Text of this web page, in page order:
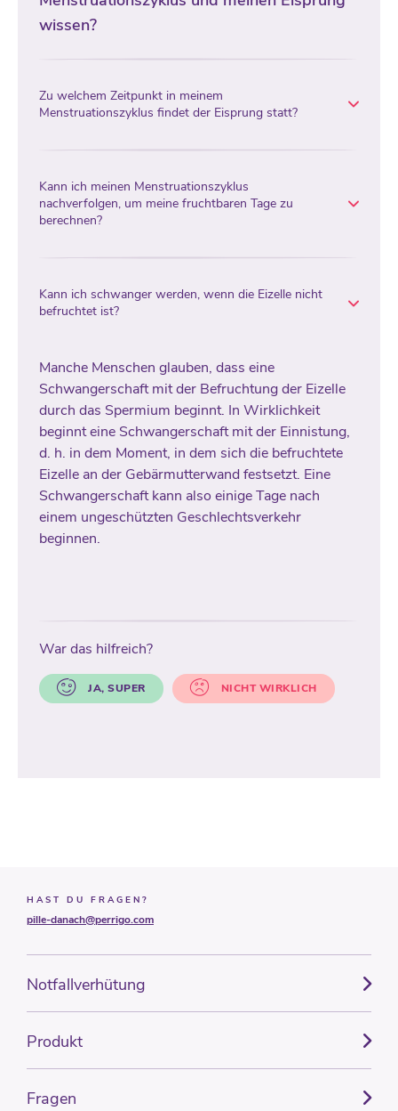
wissen?
Zu welchem Zeitpunkt in meinem
Menstruationszyklus findet der Eisprung statt?
Kann ich meinen Menstruationszyklus
nachverfolgen, um meine fruchtbaren Tage zu
berechnen?
Kann ich schwanger werden, wenn die Eizelle nicht
befruchtet ist?
Manche Menschen glauben, dass eine
Schwangerschaft mit der Befruchtung der Eizelle
durch das Spermium beginnt. In Wirklichkeit
beginnt eine Schwangerschaft mit der Einnistung,
d. h. in dem Moment, in dem sich die befruchtete
Eizelle an der Gebärmutterwand festsetzt. Eine
Schwangerschaft kann also einige Tage nach
einem ungeschützten Geschlechtsverkehr
beginnen.
War das hilfreich?
JA, SUPER NICHT WIRKLICH
HAST DU FRAGEN?
pille-danach@perrigo.com
Notfallverhütung
Produkt
Fragen